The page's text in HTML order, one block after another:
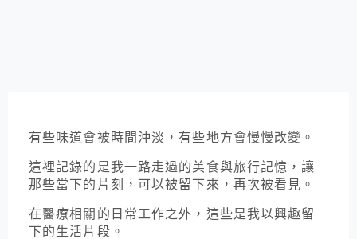
有些味道會被時間沖淡，有些地方會慢慢改變。
這裡記錄的是我一路走過的美食與旅行記憶，讓
那些當下的片刻，可以被留下來，再次被看見。
在醫療相關的日常工作之外，這些是我以興趣留
下的生活片段。